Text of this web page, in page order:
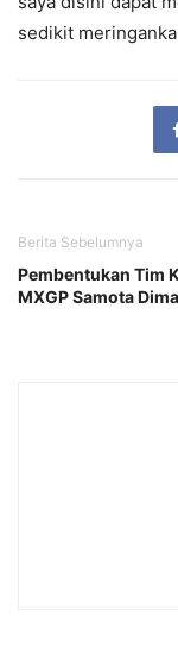
sedikit
Berita Sebelumnya
Pembentukan Tim
MXGP Samota